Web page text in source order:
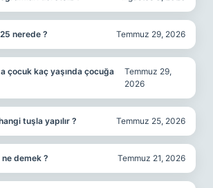
nerede ? Temmuz 29, 2026
çocuk kaç yaşında çocuğa
Temmuz 29,
2026
tuşla yapılır ? Temmuz 25, 2026
demek ? Temmuz 21, 2026